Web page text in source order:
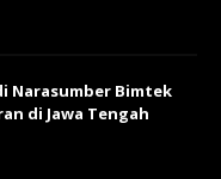
Narasumber Bimtek
di Jawa Tengah